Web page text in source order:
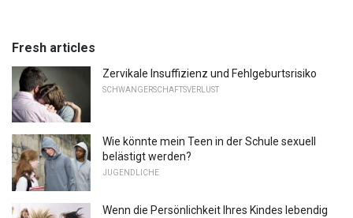
Fresh articles
Zervikale Insuffizienz und Fehlgeburtsrisiko
SCHWANGERSCHAFTSVERLUST
Wie könnte mein Teen in der Schule sexuell
belästigt werden?
JUGENDLICHE
Wenn die Persönlichkeit Ihres Kindes lebendig